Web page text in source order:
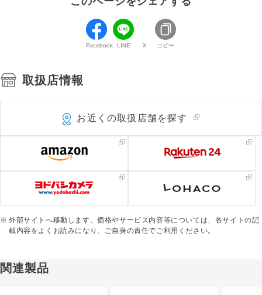
Facebook LINE X コピー
取扱店情報
お近くの取扱店舗を探す
外部サイトへ移動します。価格やサービス内容等については、各サイトの記
載内容をよくお読みになり、ご自身の責任でご利用ください。
関連製品